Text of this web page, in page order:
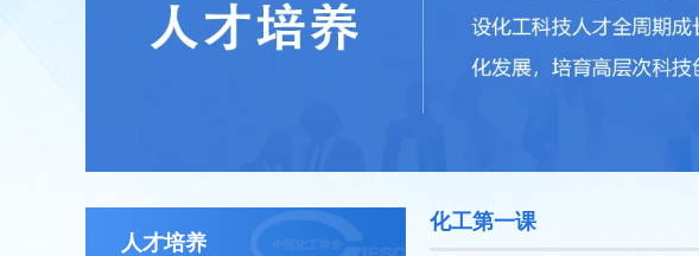
人才培养
化工第一课